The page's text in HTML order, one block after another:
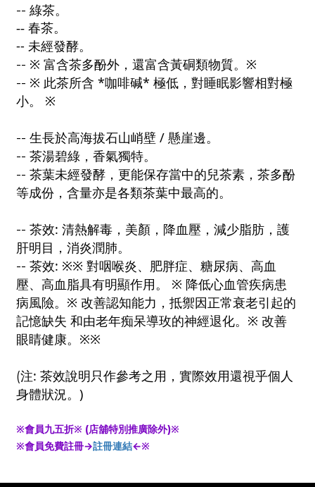
-- 綠茶。
-- 春茶。
-- 未經發酵。
-- ※ 富含茶多酚外，還富含黃硐類物質。 ※
-- ※ 此茶所含 *咖啡碱* 極低，對睡眠影響相對極
小。
※
-- 生長於高海拔石山峭壁 / 懸崖邊。
-- 茶湯碧綠，香氣獨特。
-- 茶葉未經發酵，更能保存當中的兒茶素，茶多酚
等成份，含量亦是各類茶葉中最高的。
-- 茶效: 清熱解毒，美顏，降血壓，減少脂肪，護
肝明目，消炎潤肺。
-- 茶效: ※※ 對咽喉炎、肥胖症、糖尿病、高血
壓、高血脂具有明顯作用。
※ 降低心血管疾病患
病風險。 ※ 改善認知能力，抵禦因正常衰老引起的
記憶缺失 和由老年痴呆導玫的神經退化。 ※ 改善
眼睛健康。 ※※
(注: 茶效說明只作參考之用，實際效用還視乎個人
身體狀況。 )
※會員九五折※ (店舖特別推廣除外)※
※會員免費註冊→註冊連結←※